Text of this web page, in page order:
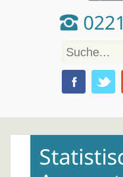
content